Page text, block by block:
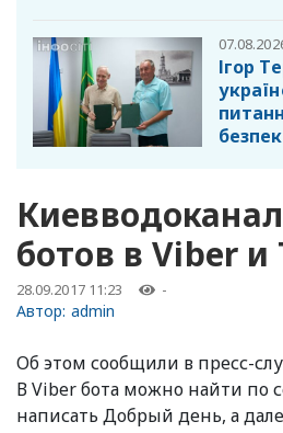
Ігор
ботов в Viber и
28.09.2017 11:23 -
Автор: admin
Об этом сообщили в пресс-
В Viber бота можно найти по
написать Добрый день, а